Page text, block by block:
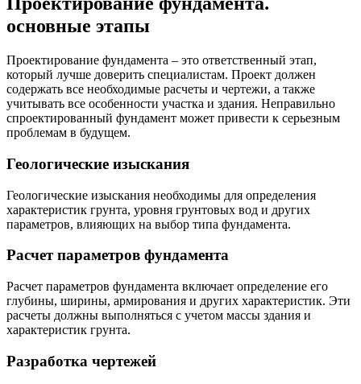
основные этапы
Проектирование фундамента – это ответственный этап,
который лучше доверить специалистам. Проект должен
содержать все необходимые расчеты и чертежи, а также
учитывать все особенности участка и здания. Неправильно
спроектированный фундамент может привести к серьезным
проблемам в будущем.
Геологические изыскания
Геологические изыскания необходимы для определения
характеристик грунта, уровня грунтовых вод и других
параметров, влияющих на выбор типа фундамента.
Расчет параметров фундамента
Расчет параметров фундамента включает определение его
глубины, ширины, армирования и других характеристик. Эти
расчеты должны выполняться с учетом массы здания и
характеристик грунта.
Разработка чертежей